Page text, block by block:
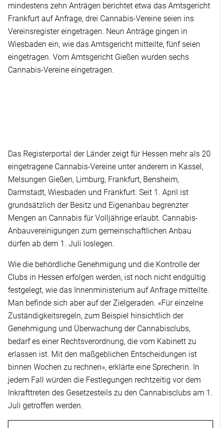
mindestens zehn Anträgen berichtet etwa das Amtsgericht
Frankfurt auf Anfrage, drei Cannabis-Vereine seien ins
Vereinsregister eingetragen. Neun Anträge gingen in
Wiesbaden ein, wie das Amtsgericht mitteilte, fünf seien
eingetragen. Vom Amtsgericht Gießen wurden sechs
Cannabis-Vereine eingetragen.
Das Registerportal der Länder zeigt für Hessen mehr als 20
eingetragene Cannabis-Vereine unter anderem in Kassel,
Melsungen Gießen, Limburg, Frankfurt, Bensheim,
Darmstadt, Wiesbaden und Frankfurt. Seit 1. April ist
grundsätzlich der Besitz und Eigenanbau begrenzter
Mengen an Cannabis für Volljährige erlaubt. Cannabis-
Anbauvereinigungen zum gemeinschaftlichen Anbau
dürfen ab dem 1. Juli loslegen.
Wie die behördliche Genehmigung und die Kontrolle der
Clubs in Hessen erfolgen werden, ist noch nicht endgültig
festgelegt, wie das Innenministerium auf Anfrage mitteilte.
Man befinde sich aber auf der Zielgeraden. «Für einzelne
Zuständigkeitsregeln, zum Beispiel hinsichtlich der
Genehmigung und Überwachung der Cannabisclubs,
bedarf es einer Rechtsverordnung, die vom Kabinett zu
erlassen ist. Mit den maßgeblichen Entscheidungen ist
binnen Wochen zu rechnen», erklärte eine Sprecherin. In
jedem Fall würden die Festlegungen rechtzeitig vor dem
Inkrafttreten des Gesetzesteils zu den Cannabisclubs am 1.
Juli getroffen werden.